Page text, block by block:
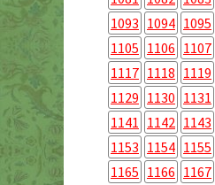
1093 1094 1095
1105 1106 1107
1117 1118 1119
1129 1130 1131
1141 1142 1143
1153 1154 1155
1165 1166 1167